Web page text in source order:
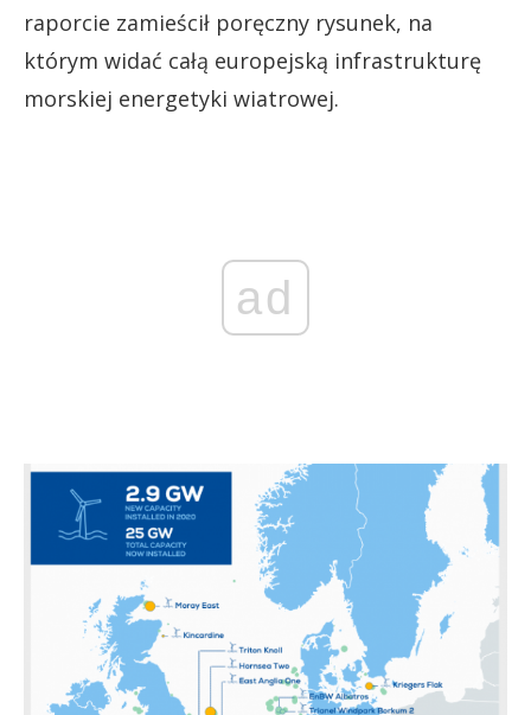
raporcie zamieścił poręczny rysunek, na
którym widać całą europejską infrastrukturę
morskiej energetyki wiatrowej.
ad